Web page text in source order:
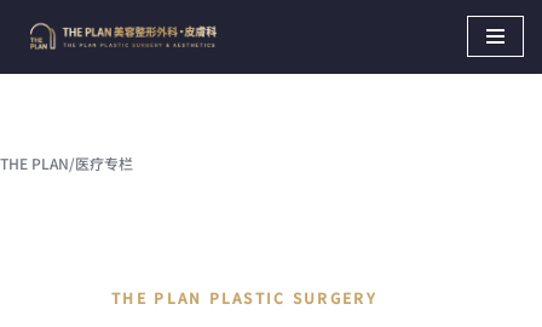
THE PLAN/医疗专栏
THE PLAN PLASTIC SURGERY